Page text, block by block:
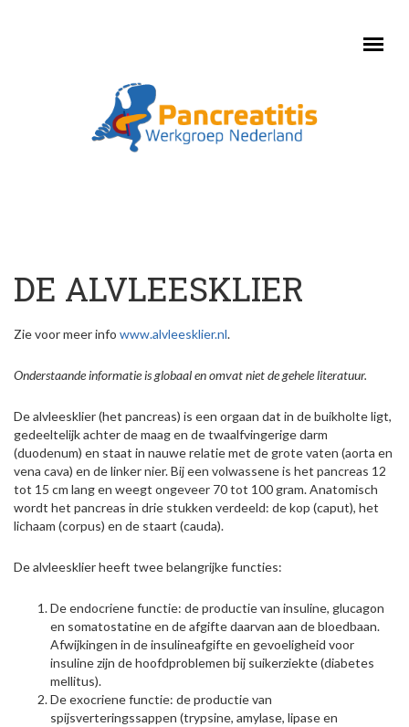
DE ALVLEESKLIER
Zie voor meer info www.alvleesklier.nl.
Onderstaande informatie is globaal en omvat niet de gehele literatuur.
De alvleesklier (het pancreas) is een orgaan dat in de buikholte ligt,
gedeeltelijk achter de maag en de twaalfvingerige darm
(duodenum) en staat in nauwe relatie met de grote vaten (aorta en
vena cava) en de linker nier. Bij een volwassene is het pancreas 12
tot 15 cm lang en weegt ongeveer 70 tot 100 gram. Anatomisch
wordt het pancreas in drie stukken verdeeld: de kop (caput), het
lichaam (corpus) en de staart (cauda).
De alvleesklier heeft twee belangrijke functies:
De endocriene functie: de productie van insuline, glucagon
en somatostatine en de afgifte daarvan aan de bloedbaan.
Afwijkingen in de insulineafgifte en gevoeligheid voor
insuline zijn de hoofdproblemen bij suikerziekte (diabetes
mellitus).
De exocriene functie: de productie van
spijsverteringssappen (trypsine, amylase, lipase en